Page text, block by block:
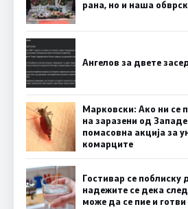
рана, но и наша
Ангелов за двете
Марковски: Ако ни се
на заразени од
помасовна акција за
комарците
Гостивар се поблиску
надежите се дека
може да се пие и готви